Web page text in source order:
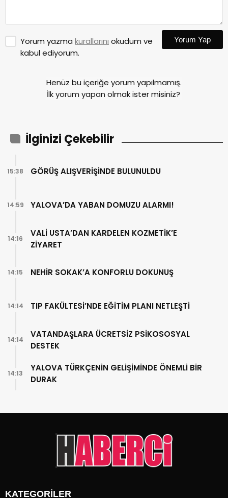
Yorum yazma kurallarını okudum ve
kabul ediyorum.
Yorum Yap
Henüz bu içeriğe yorum yapılmamış.
İlk yorum yapan olmak ister misiniz?
İlginizi Çekebilir
GÖRÜŞ ALIŞVERİŞİNDE BULUNULDU
15:38
YALOVA’DA YABAN DOMUZU ALARMI!
14:59
VALİ USTA’DAN KARDELEN KOZMETİK’E
ZİYARET
14:16
NEHİR SOKAK’A KONFORLU DOKUNUŞ
14:15
TIP FAKÜLTESİ’NDE EĞİTİM PLANI NETLEŞTİ
14:14
VATANDAŞLARA ÜCRETSİZ PSİKOSOSYAL
DESTEK
14:14
YALOVA TÜRKÇENİN GELİŞİMİNDE ÖNEMLİ BİR
DURAK
14:13
KATEGORİLER